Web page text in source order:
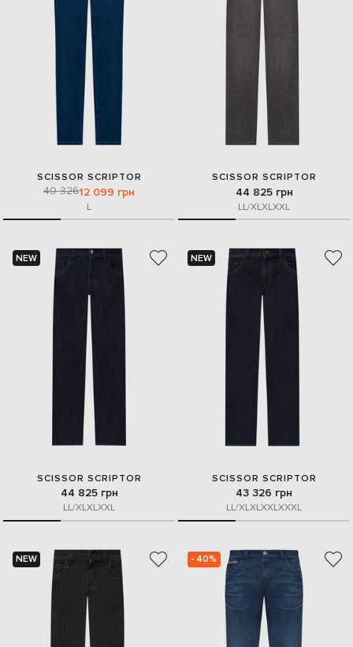
SCISSOR SCRIPTOR
40 32612 099 грн
L
SCISSOR SCRIPTOR
44 825 грн
LL/XLXLXXL
NEW
SCISSOR SCRIPTOR
44 825 грн
LL/XLXLXXL
NEW
SCISSOR SCRIPTOR
43 326 грн
LL/XLXLXXLXXXL
NEW - 40%